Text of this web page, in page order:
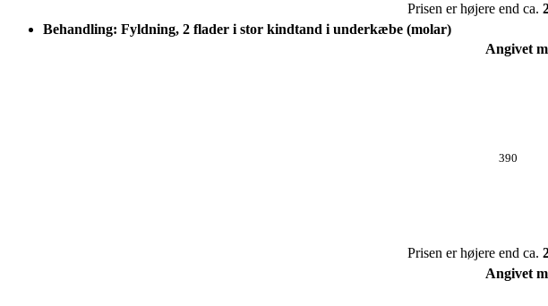
Prisen er højere end ca.
Behandling: Fyldning, 2 flader i stor kindtand i underkæbe (molar)
Angivet
390
Prisen er højere end ca.
Angivet